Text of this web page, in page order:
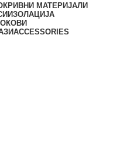
МАТЕРИЈАЛИ
ИЗОЛАЦИЈА
ACCESSORIES